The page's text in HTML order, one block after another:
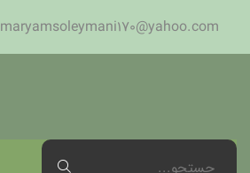
maryamsoleymani170@yahoo.com